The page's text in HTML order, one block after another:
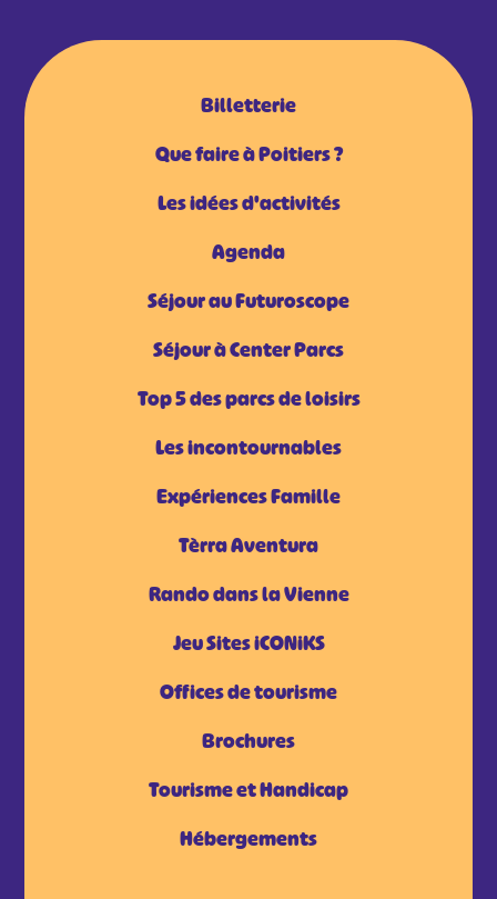
Billetterie
Que faire à Poitiers ?
Les idées d'activités
Agenda
Séjour au Futuroscope
Séjour à Center Parcs
Top 5 des parcs de loisirs
Les incontournables
Expériences Famille
Tèrra Aventura
Rando dans la Vienne
Jeu Sites iCONiKS
Offices de tourisme
Brochures
Tourisme et Handicap
Hébergements